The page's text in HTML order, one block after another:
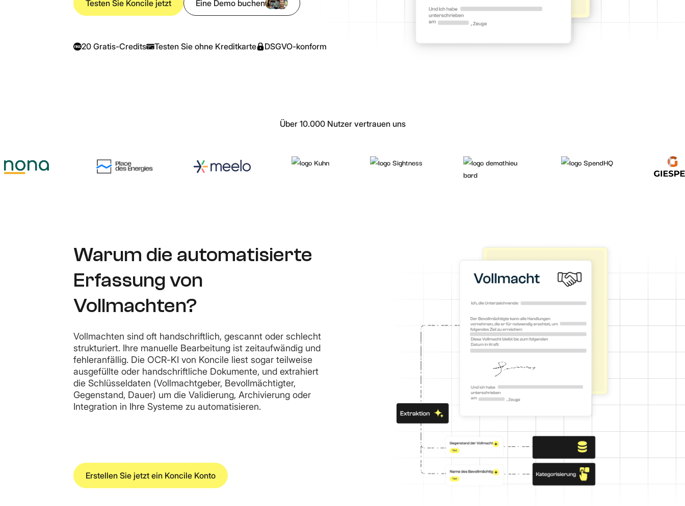
Dokumentenauthentizität
Trennung
All templates
Testen Sie Koncile jetzt Eine Demo buchen
20 Gratis-Credits Testen Sie ohne Kreditkarte DSGVO-konform
Über 10.000 Nutzer vertrauen uns
Warum die automatisierte
Erfassung von
Vollmachten?
Vollmachten sind oft handschriftlich, gescannt oder schlecht
strukturiert. Ihre manuelle Bearbeitung ist zeitaufwändig und
fehleranfällig. Die OCR-KI von Koncile liest sogar teilweise
ausgefüllte oder handschriftliche Dokumente, und extrahiert
die Schlüsseldaten (Vollmachtgeber, Bevollmächtigter,
Gegenstand, Dauer) um die Validierung, Archivierung oder
Integration in Ihre Systeme zu automatisieren.
Erstellen Sie jetzt ein Koncile Konto